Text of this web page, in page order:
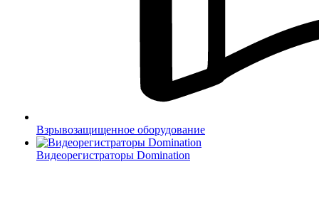
Взрывозащищенное оборудование
Видеорегистраторы Domination